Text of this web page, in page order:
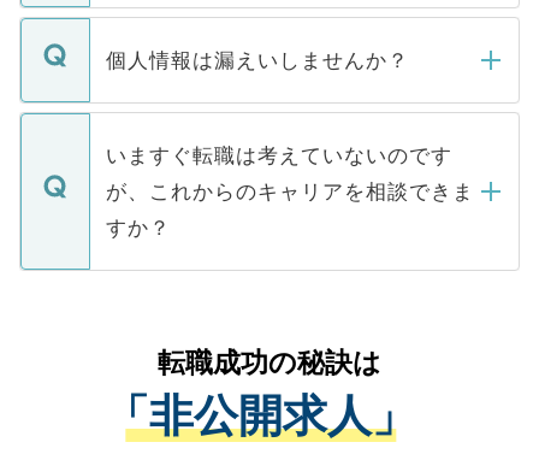
ません。
■応募殺到を避けるため 人気のある医療機
関を公にしてしまうと、応募が殺到する場
に、医療機関が求める条件に合った人材の
みを人材紹介会社に依頼するケースが増え
ています。
転職・入職を強要することは一切ありませ
ん。また、仮に応募先から内定をいただい
定を承諾する必要はありません。内定先へ
の辞退の連絡はキャリアパートナーが行い
個人情報は漏えいしませんか？
個人情報が漏えいすることはありませんの
で、ご安心ください。当サイトからの登録
などで収集したご登録者様の個人情報は、
ご本人のキャリアアップおよび転職活動の
支援を目的に使用いたします。お預かりし
ているすべての個人データはご本人の許可
は、個人情報の取り扱いについての厳密な
管理基準を満たした事業者のみに付与され
る、プライバシーマークを取得済みです。
いますぐ転職は考えていないのです
が、これからのキャリアを相談できま
すか？
かがいして、現在の医療機関の状況や紹介
経験をまじえながら、適切なアドバイスを
させていただきます。すぐにご転職をされ
ない方には、長期的なサポートが可能です
転職成功の秘訣は
「非公開求人」